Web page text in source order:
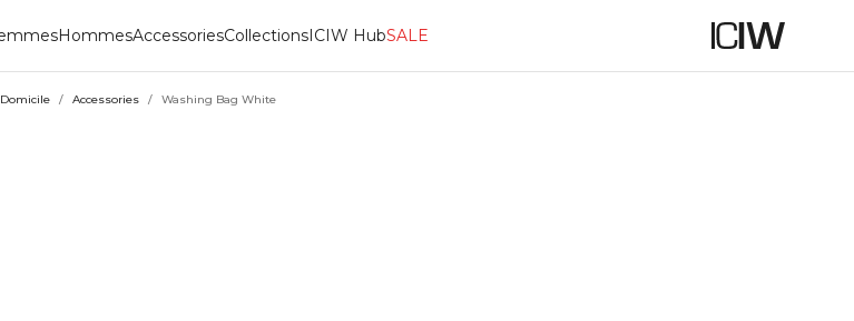
HommesAccessoriesCollectionsICIW HubSALE
Domicile / Accessories / Washing Bag White